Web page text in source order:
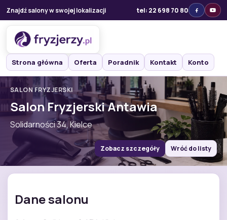
Znajdź salony w swojej lokalizacji tel: 22 698 70 80
Strona główna Oferta Poradnik Kontakt Konto
SALON FRYZJERSKI
Salon Fryzjerski Antawia
Solidarności 34, Kielce
Zobacz szczegóły Wróć do listy
Dane salonu